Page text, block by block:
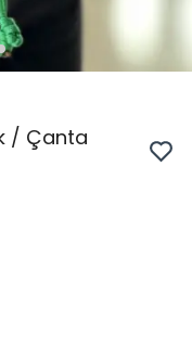
/ Çanta